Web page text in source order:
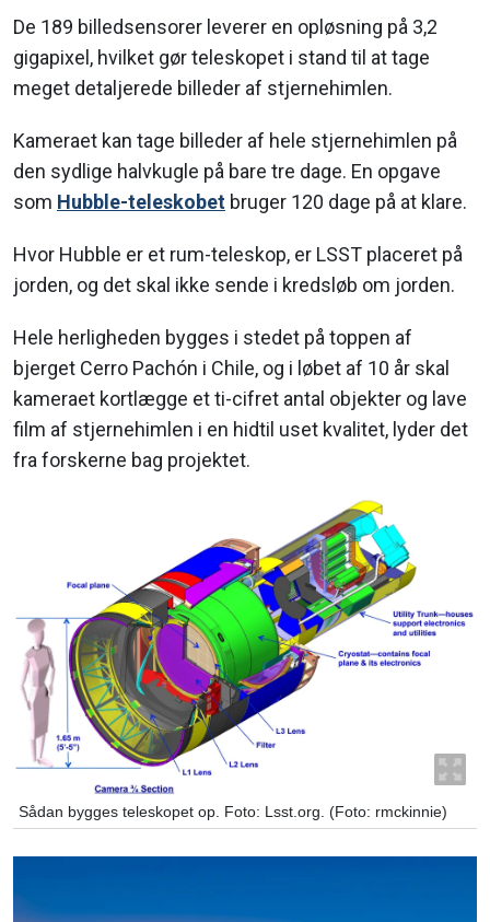
De 189 billedsensorer leverer en opløsning på 3,2
gigapixel, hvilket gør teleskopet i stand til at tage
meget detaljerede billeder af stjernehimlen.
Kameraet kan tage billeder af hele stjernehimlen på
den sydlige halvkugle på bare tre dage. En opgave
som Hubble-teleskobet bruger 120 dage på at klare.
Hvor Hubble er et rum-teleskop, er LSST placeret på
jorden, og det skal ikke sende i kredsløb om jorden.
Hele herligheden bygges i stedet på toppen af
bjerget Cerro Pachón i Chile, og i løbet af 10 år skal
kameraet kortlægge et ti-cifret antal objekter og lave
film af stjernehimlen i en hidtil uset kvalitet, lyder det
fra forskerne bag projektet.
Sådan bygges teleskopet op. Foto: Lsst.org. (Foto: rmckinnie)